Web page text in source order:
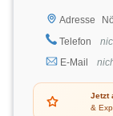
Adresse
Telefon
E-Mail
Jetzt
&